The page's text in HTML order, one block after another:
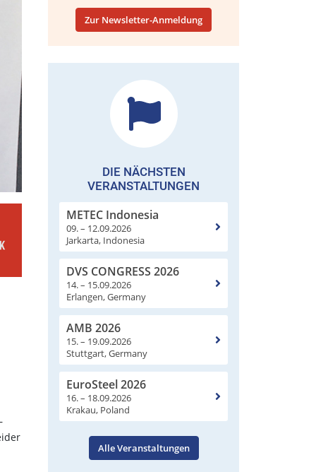
Zur Newsletter-Anmeldung
DIE NÄCHSTEN
VERANSTALTUNGEN
METEC Indonesia
09. – 12.09.2026
Jarkarta, Indonesia
DVS CONGRESS 2026
14. – 15.09.2026
Erlangen, Germany
AMB 2026
15. – 19.09.2026
Stuttgart, Germany
EuroSteel 2026
16. – 18.09.2026
Krakau, Poland
Alle Veranstaltungen